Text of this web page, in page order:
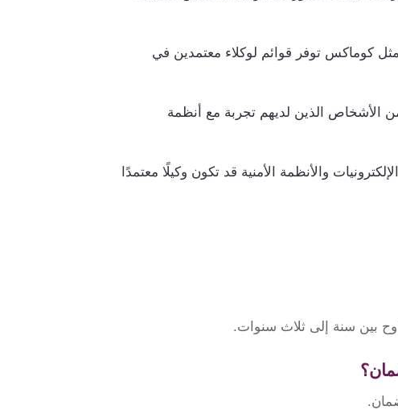
كوماكس توفر قوائم لوكلاء معتمدين في
الذين لديهم تجربة مع أنظمة
والأنظمة الأمنية قد تكون وكيلًا معتمدًا
بين سنة إلى ثلاث سنوات.